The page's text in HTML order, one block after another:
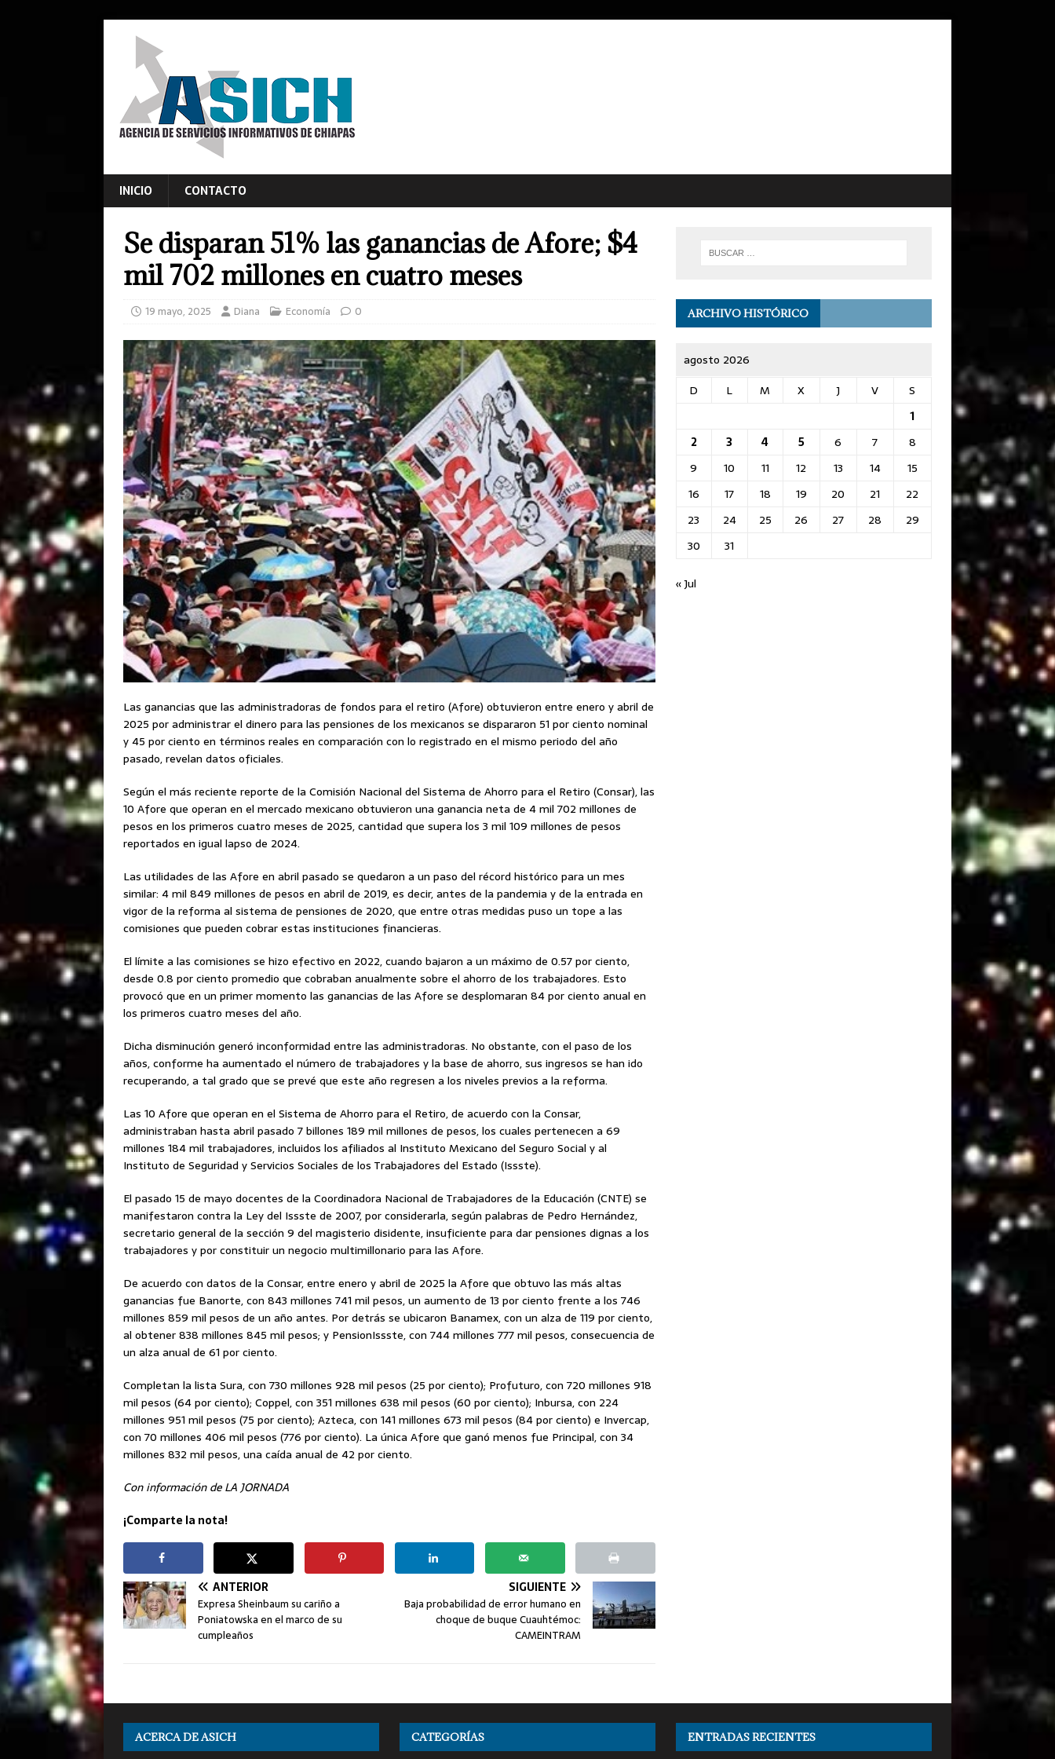
INICIO CONTACTO
Se disparan 51% las ganancias de Afore; $4
mil 702 millones en cuatro meses
19 mayo, 2025 Diana Economía 0
Las ganancias que las administradoras de fondos para el retiro (Afore) obtuvieron entre enero y abril de
2025 por administrar el dinero para las pensiones de los mexicanos se dispararon 51 por ciento nominal
y 45 por ciento en términos reales en comparación con lo registrado en el mismo periodo del año
pasado, revelan datos oficiales.
Según el más reciente reporte de la Comisión Nacional del Sistema de Ahorro para el Retiro (Consar), las
10 Afore que operan en el mercado mexicano obtuvieron una ganancia neta de 4 mil 702 millones de
pesos en los primeros cuatro meses de 2025, cantidad que supera los 3 mil 109 millones de pesos
reportados en igual lapso de 2024.
Las utilidades de las Afore en abril pasado se quedaron a un paso del récord histórico para un mes
similar: 4 mil 849 millones de pesos en abril de 2019, es decir, antes de la pandemia y de la entrada en
vigor de la reforma al sistema de pensiones de 2020, que entre otras medidas puso un tope a las
comisiones que pueden cobrar estas instituciones financieras.
El límite a las comisiones se hizo efectivo en 2022, cuando bajaron a un máximo de 0.57 por ciento,
desde 0.8 por ciento promedio que cobraban anualmente sobre el ahorro de los trabajadores. Esto
provocó que en un primer momento las ganancias de las Afore se desplomaran 84 por ciento anual en
los primeros cuatro meses del año.
Dicha disminución generó inconformidad entre las administradoras. No obstante, con el paso de los
años, conforme ha aumentado el número de trabajadores y la base de ahorro, sus ingresos se han ido
recuperando, a tal grado que se prevé que este año regresen a los niveles previos a la reforma.
Las 10 Afore que operan en el Sistema de Ahorro para el Retiro, de acuerdo con la Consar,
administraban hasta abril pasado 7 billones 189 mil millones de pesos, los cuales pertenecen a 69
millones 184 mil trabajadores, incluidos los afiliados al Instituto Mexicano del Seguro Social y al
Instituto de Seguridad y Servicios Sociales de los Trabajadores del Estado (Issste).
El pasado 15 de mayo docentes de la Coordinadora Nacional de Trabajadores de la Educación (CNTE) se
manifestaron contra la Ley del Issste de 2007, por considerarla, según palabras de Pedro Hernández,
secretario general de la sección 9 del magisterio disidente, insuficiente para dar pensiones dignas a los
trabajadores y por constituir un negocio multimillonario para las Afore.
De acuerdo con datos de la Consar, entre enero y abril de 2025 la Afore que obtuvo las más altas
ganancias fue Banorte, con 843 millones 741 mil pesos, un aumento de 13 por ciento frente a los 746
millones 859 mil pesos de un año antes. Por detrás se ubicaron Banamex, con un alza de 119 por ciento,
al obtener 838 millones 845 mil pesos; y PensionIssste, con 744 millones 777 mil pesos, consecuencia de
un alza anual de 61 por ciento.
Completan la lista Sura, con 730 millones 928 mil pesos (25 por ciento); Profuturo, con 720 millones 918
mil pesos (64 por ciento); Coppel, con 351 millones 638 mil pesos (60 por ciento); Inbursa, con 224
millones 951 mil pesos (75 por ciento); Azteca, con 141 millones 673 mil pesos (84 por ciento) e Invercap,
con 70 millones 406 mil pesos (776 por ciento). La única Afore que ganó menos fue Principal, con 34
millones 832 mil pesos, una caída anual de 42 por ciento.
Con información de LA JORNADA
¡Comparte la nota!
ANTERIOR
Expresa Sheinbaum su cariño a
Poniatowska en el marco de su
cumpleaños
SIGUIENTE
Baja probabilidad de error humano en
choque de buque Cuauhtémoc:
CAMEINTRAM
ARCHIVO HISTÓRICO
agosto 2026
D
L M X J V
S
1
2
3 4 5 6 7
8
9
10 11 12 13 14
15
16
17 18 19 20 21
22
23
24 25 26 27 28
29
30
31
« Jul
ACERCA DE ASICH CATEGORÍAS ENTRADAS RECIENTES